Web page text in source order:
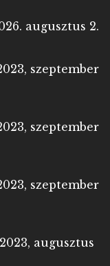
augusztus 2.
szeptember
szeptember
szeptember
augusztus